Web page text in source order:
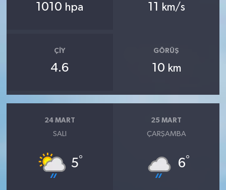
1010 hpa 11 km/s
ÇIY
4.6
GÖRÜŞ
10 km
24 MART
SALI
5°
25 MART
ÇARŞAMBA
6°